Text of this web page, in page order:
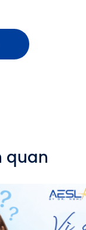
quan